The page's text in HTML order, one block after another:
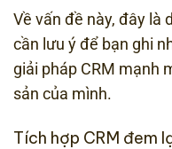
Về vấn đề này, đây là
cần lưu ý để bạn ghi
giải pháp CRM mạnh
sản của mình.
Tích hợp CRM đem